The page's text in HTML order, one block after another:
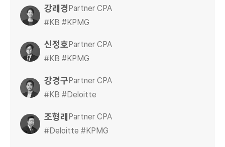
강래경Partner CPA
#KB #KPMG
신정호Partner CPA
#KB #KPMG
강경구Partner CPA
#KB #Deloitte
조형래 Partner CPA
#Deloitte #KPMG